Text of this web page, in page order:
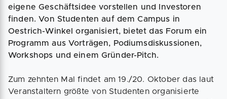
eigene Geschäftsidee vorstellen und Investoren
finden. Von Studenten auf dem Campus in
Oestrich-Winkel organisiert, bietet das Forum ein
Programm aus Vorträgen, Podiumsdiskussionen,
Workshops und einem Gründer-Pitch.
Zum zehnten Mal findet am 19./20. Oktober das laut
Veranstaltern größte von Studenten organisierte